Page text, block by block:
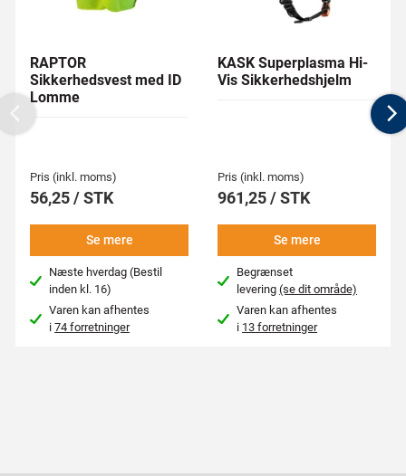
RAPTOR
Sikkerhedsvest med ID
Lomme
Pris (inkl. moms)
56,25 / STK
Se mere
Næste hverdag (Bestil
inden kl. 16)
Varen kan afhentes
i74 forretninger
KASK Superplasma Hi-
Vis Sikkerhedshjelm
Pris (inkl. moms)
961,25 / STK
Se mere
Begrænset
levering(se dit område)
Varen kan afhentes
i 13 forretninger
Previous